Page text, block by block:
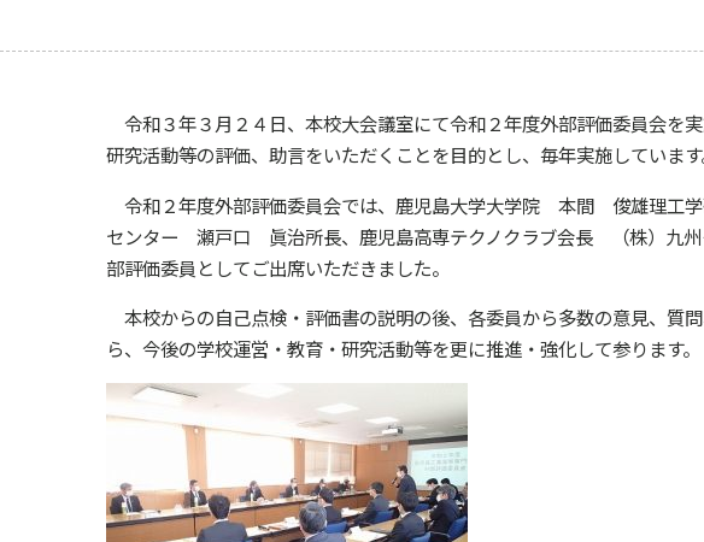
令和３年３月２４日、本校大会議室にて令和２年度外部評価委員会を
研究活動等の評価、助言をいただくことを目的とし、毎年実施しています
令和２年度外部評価委員会では、鹿児島大学大学院 本間 俊雄理
センター 瀬戸口 眞治所長、鹿児島高専テクノクラブ会長 （株）九
部評価委員としてご出席いただきました。
本校からの自己点検・評価書の説明の後、各委員から多数の意見、質
ら、今後の学校運営・教育・研究活動等を更に推進・強化して参ります。